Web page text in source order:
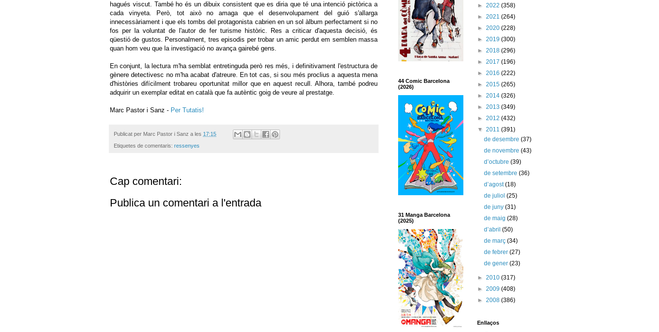
hagués viscut. També ho és un dibuix consistent que es diria que té una intenció pictòrica a
cada vinyeta. Però, tot això no amaga que el desenvolupament del guió s'allarga
innecessàriament i que els tombs del protagonista cabrien en un sol àlbum perfectament si no
fos per la voluntat de l'autor de fer turisme històric. Res a criticar d'aquesta decisió, és
qüestió de gustos. Personalment, tres episodis per trobar un amic perdut em semblen massa
quan hom veu que la investigació no avança gairebé gens.
En conjunt, la lectura m'ha semblat entretinguda però res més, i definitivament l'estructura de
gènere detectivesc no m'ha acabat d'atreure. En tot cas, si sou més proclius a aquesta mena
d'històries difícilment trobareu oportunitat millor que en aquest recull. Alhora, també podreu
adquirir un exemplar editat en català que fa autèntic goig de veure al prestatge.
Marc Pastor i Sanz - Per Tutatis!
Publicat per Marc Pastor i Sanz a les 17:15
Etiquetes de comentaris: ressenyes
Cap comentari:
Publica un comentari a l'entrada
44 Comic Barcelona
(2026)
31 Manga Barcelona
(2025)
► 2022 (358)
► 2021 (264)
► 2020 (228)
► 2019 (300)
► 2018 (296)
► 2017 (196)
► 2016 (222)
► 2015 (265)
► 2014 (326)
► 2013 (349)
► 2012 (432)
▼ 2011 (391)
de desembre(37)
de novembre(43)
d’octubre(39)
de setembre(36)
d’agost(18)
de juliol(25)
de juny(31)
de maig(28)
d’abril(50)
de març(34)
de febrer(27)
de gener(23)
► 2010 (317)
► 2009 (408)
► 2008 (386)
Enllaços